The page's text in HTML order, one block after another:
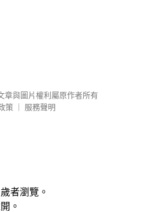
章與圖片權利屬原作者所有
策
服務聲明
者瀏覽。
。